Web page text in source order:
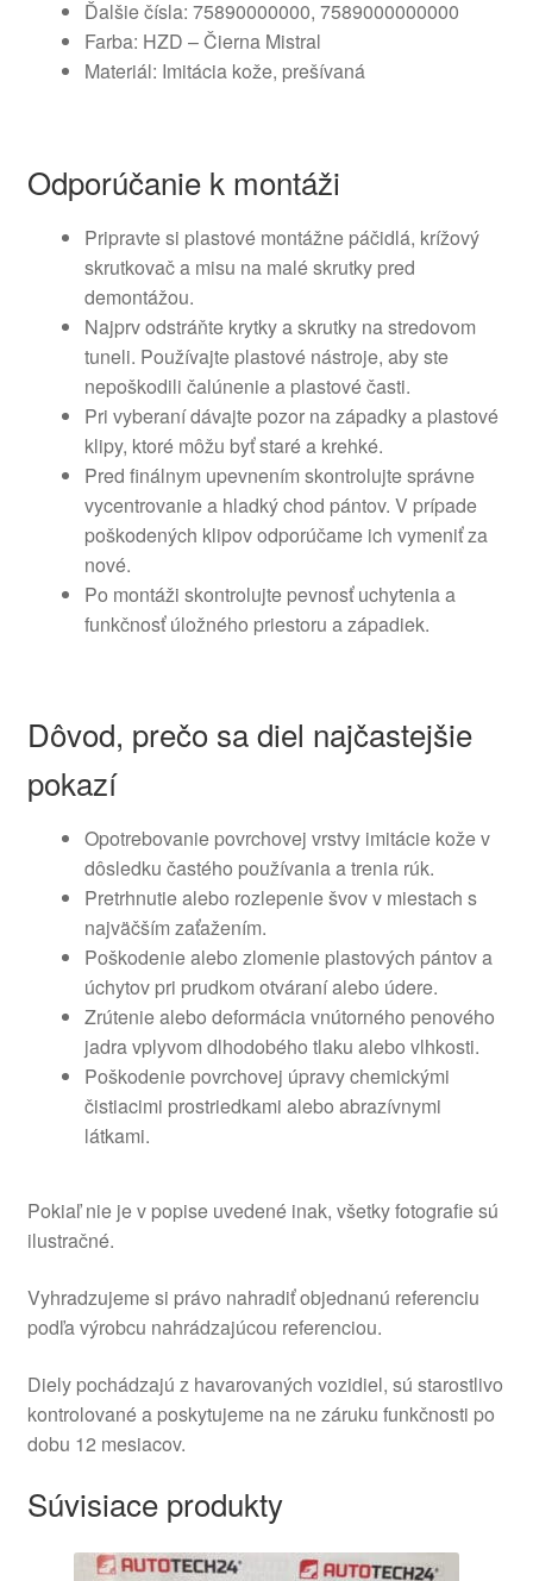
Ďalšie čísla: 75890000000, 7589000000000
Farba: HZD – Čierna Mistral
Materiál: Imitácia kože, prešívaná
Odporúčanie k montáži
Pripravte si plastové montážne páčidlá, krížový
skrutkovač a misu na malé skrutky pred
demontážou.
Najprv odstráňte krytky a skrutky na stredovom
tuneli. Používajte plastové nástroje, aby ste
nepoškodili čalúnenie a plastové časti.
Pri vyberaní dávajte pozor na západky a plastové
klipy, ktoré môžu byť staré a krehké.
Pred finálnym upevnením skontrolujte správne
vycentrovanie a hladký chod pántov. V prípade
poškodených klipov odporúčame ich vymeniť za
nové.
Po montáži skontrolujte pevnosť uchytenia a
funkčnosť úložného priestoru a západiek.
Dôvod, prečo sa diel najčastejšie
pokazí
Opotrebovanie povrchovej vrstvy imitácie kože v
dôsledku častého používania a trenia rúk.
Pretrhnutie alebo rozlepenie švov v miestach s
najväčším zaťažením.
Poškodenie alebo zlomenie plastových pántov a
úchytov pri prudkom otváraní alebo údere.
Zrútenie alebo deformácia vnútorného penového
jadra vplyvom dlhodobého tlaku alebo vlhkosti.
Poškodenie povrchovej úpravy chemickými
čistiacimi prostriedkami alebo abrazívnymi
látkami.
Pokiaľ nie je v popise uvedené inak, všetky fotografie sú
ilustračné.
Vyhradzujeme si právo nahradiť objednanú referenciu
podľa výrobcu nahrádzajúcou referenciou.
Diely pochádzajú z havarovaných vozidiel, sú starostlivo
kontrolované a poskytujeme na ne záruku funkčnosti po
dobu 12 mesiacov.
Súvisiace produkty